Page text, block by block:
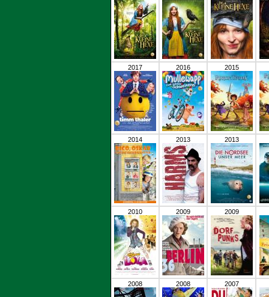
2017 2016 2015
2014 2013 2013
2010 2009 2009
2008 2008 2007